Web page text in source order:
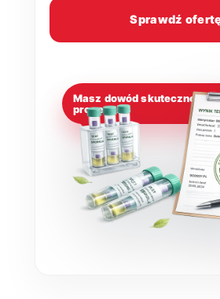
Sprawdź
Masz dowód skuteczności
procesu!